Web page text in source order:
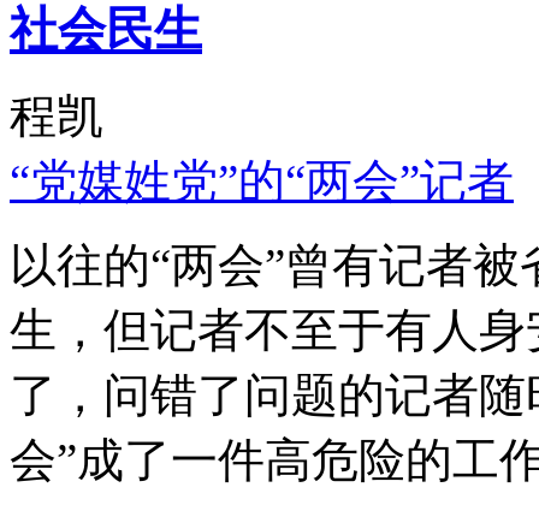
社会民生
程凯
“党媒姓党”的“两会”记者
以往的“两会”曾有记者
生，但记者不至于有人
了，问错了问题的记者
会”成了一件高危险的工